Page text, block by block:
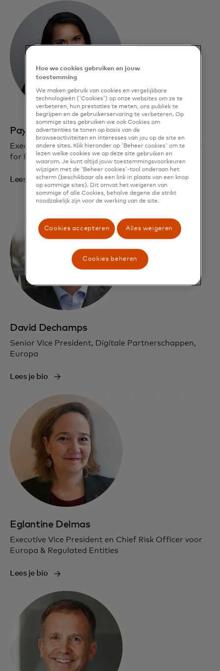
Payal Dalal
Executive Vice President, Global Programs, Center
for Inclusive Growth
Lees je bio
David Dechamps
Senior Vice President, Digitale Partnerschappen,
Europa
Lees je bio
Eglantine Delmas
Executive Vice President en Chief Risk Officer voor
Europa & Regulated Entities
Lees je bio
Hoe we cookies gebruiken en jouw
toestemming
We maken gebruik van cookies en vergelijkbare
technologieën ('Cookies') op onze websites om ze te
verbeteren, hun prestaties te meten, ons publiek te
begrijpen en de gebruikerservaring te verbeteren. Op
sommige sites gebruiken we ook Cookies om
advertenties te tonen op basis van de
browseactiviteiten en interesses van jou op de site en
andere sites. Klik hieronder op 'Beheer cookies' om te
lezen welke cookies we op deze site gebruiken en
waarom. Je kunt altijd jouw toestemmingsvoorkeuren
wijzigen met de 'Beheer cookies'-tool onderaan het
scherm (beschikbaar als een link in plaats van een knop
op sommige sites). Dit omvat het weigeren van
sommige of alle Cookies, behalve degene die strikt
noodzakelijk zijn voor de werking van de site.
Cookies accepteren Alles weigeren
Cookies beheren